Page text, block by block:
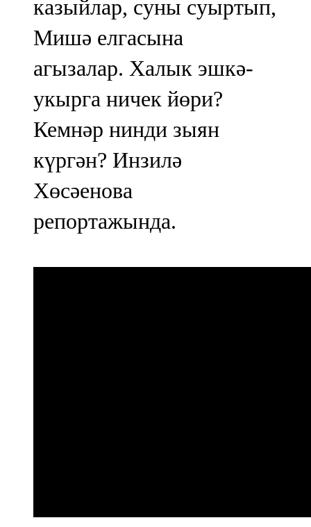
казыйлар, суны суыртып,
Мишә елгасына
агызалар. Халык эшкә-
укырга ничек йөри?
Кемнәр нинди зыян
күргән? Инзилә
Хөсәенова
репортажында.